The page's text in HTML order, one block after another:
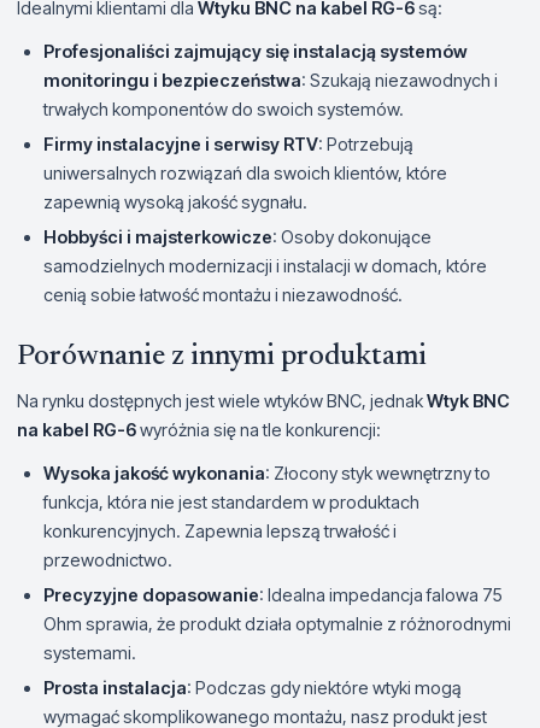
Idealnymi klientami dla Wtyku BNC na kabel RG-6są:
Profesjonaliści zajmujący się instalacją systemów
monitoringu i bezpieczeństwa: Szukają niezawodnych i
trwałych komponentów do swoich systemów.
Firmy instalacyjne i serwisy RTV: Potrzebują
uniwersalnych rozwiązań dla swoich klientów, które
zapewnią wysoką jakość sygnału.
Hobbyści i majsterkowicze: Osoby dokonujące
samodzielnych modernizacji i instalacji w domach, które
cenią sobie łatwość montażu i niezawodność.
Porównanie z innymi produktami
Na rynku dostępnych jest wiele wtyków BNC, jednakWtyk BNC
na kabel RG-6wyróżnia się na tle konkurencji:
Wysoka jakość wykonania: Złocony styk wewnętrzny to
funkcja, która nie jest standardem w produktach
konkurencyjnych. Zapewnia lepszą trwałość i
przewodnictwo.
Precyzyjne dopasowanie: Idealna impedancja falowa 75
Ohm sprawia, że produkt działa optymalnie z różnorodnymi
systemami.
Prosta instalacja: Podczas gdy niektóre wtyki mogą
wymagać skomplikowanego montażu, nasz produkt jest